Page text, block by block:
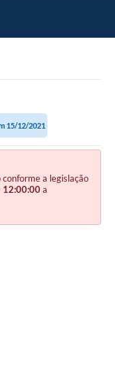
15/12/2021
conforme a legislação
a